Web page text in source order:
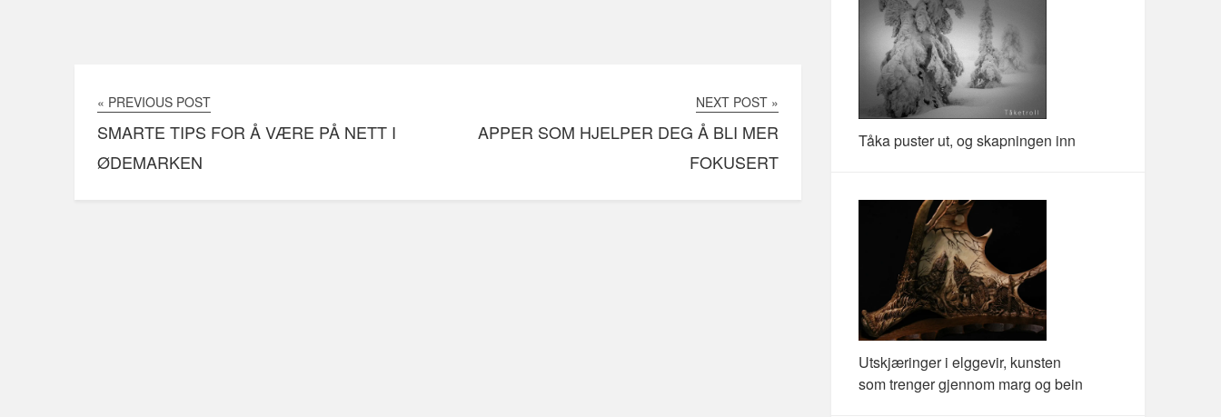
« PREVIOUS POST
SMARTE TIPS FOR Å VÆRE PÅ NETT I
ØDEMARKEN
NEXT POST »
APPER SOM HJELPER DEG Å BLI MER
FOKUSERT
Tåka puster ut, og skapningen inn
Utskjæringer i elggevir, kunsten
som trenger gjennom marg og bein